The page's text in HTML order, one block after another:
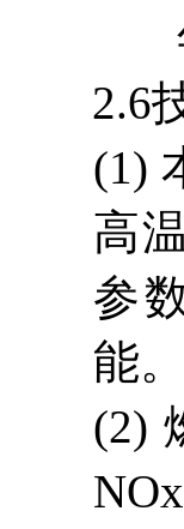
2.6
(1)
高
参
能。
(2)